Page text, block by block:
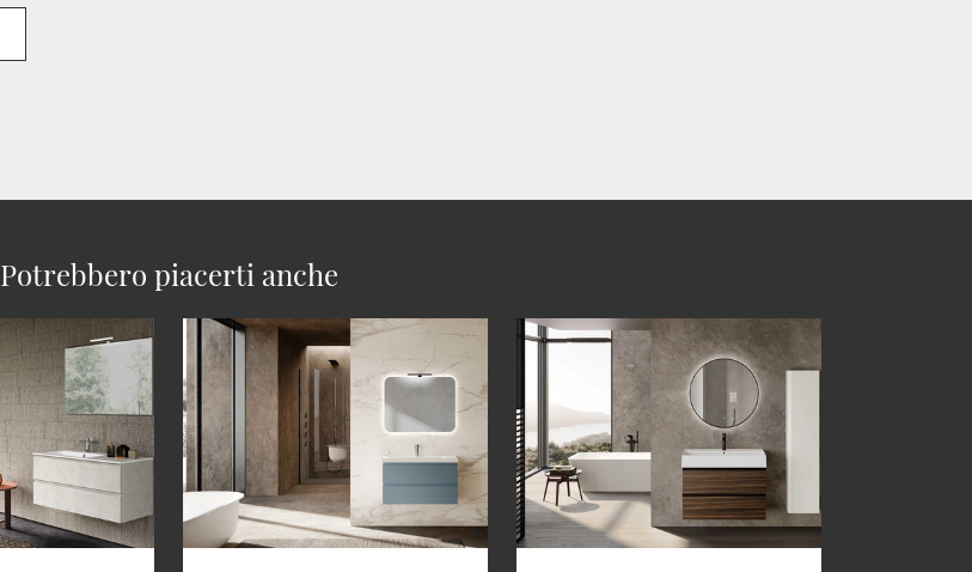
Potrebbero piacerti anche